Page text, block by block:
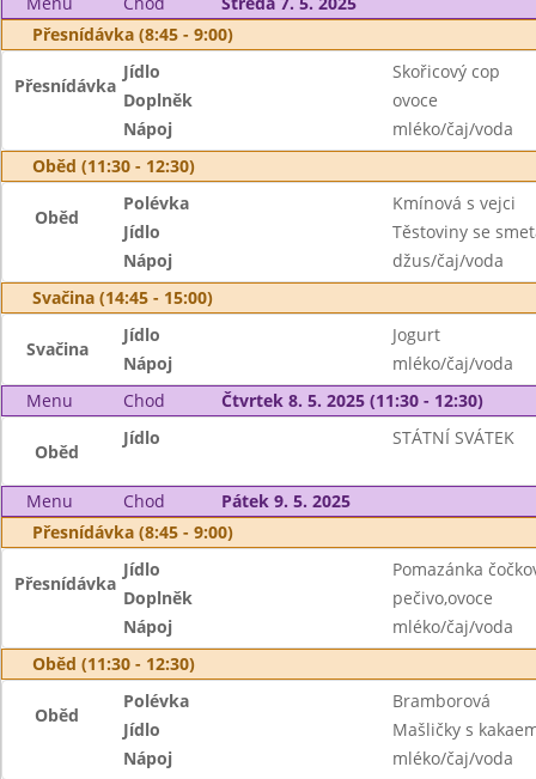
Přesnídávka (8:45 - 9:00)
Přesnídávka
Jídlo
Skořicový cop
Doplněk
ovoce
Nápoj
mléko/čaj/voda
Oběd (11:30 - 12:30)
Oběd
Polévka
Kmínová s vejci
Jídlo
Těstoviny se
Nápoj
džus/čaj/voda
Svačina (14:45 - 15:00)
Svačina
Jídlo
Jogurt
Nápoj
mléko/čaj/voda
Menu
Chod Čtvrtek 8. 5. 2025 (11:30 - 12:30)
Oběd
Jídlo STÁTNÍ SVÁTEK
Menu Chod
Pátek 9. 5. 2025
Přesnídávka (8:45 - 9:00)
Přesnídávka
Jídlo
Pomazánka
Doplněk
pečivo,ovoce
Nápoj
mléko/čaj/voda
Oběd (11:30 - 12:30)
Oběd
Polévka
Bramborová
Jídlo
Mašličky s
Nápoj
mléko/čaj/voda